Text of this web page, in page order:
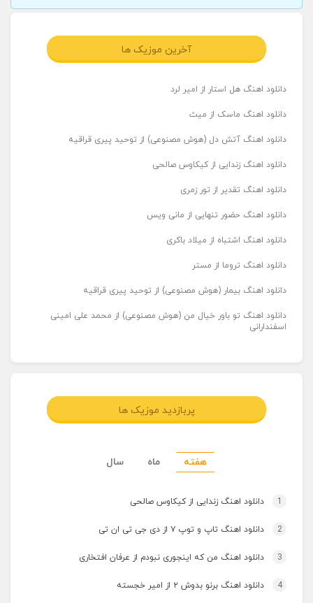
آخرین موزیک ها
دانلود اهنگ هل استار از امیر لرد
دانلود اهنگ ماسک از میث
دانلود اهنگ آتش دل (هوش مصنوعی) از توحید پیری قراقیه
دانلود اهنگ زندایی از کیکاوس صالحی
دانلود اهنگ تقدیر از تور زمری
دانلود اهنگ حضور تنهایی از مانی ویس
دانلود اهنگ اشتباه از میلاد باکری
دانلود اهنگ تروما از مستر
دانلود اهنگ بیمار (هوش مصنوعی) از توحید پیری قراقیه
دانلود اهنگ تو باور خیال من (هوش مصنوعی) از محمد علی امینی
اسفندارانی
پربازدید موزیک ها
هفته ماه سال
1 دانلود اهنگ زندایی از کیکاوس صالحی
2 دانلود اهنگ تاپ و توپ ۷ از دی جی تی ان تی
3 دانلود اهنگ من که اینجوری نبودم از عرفان افتخاری
4 دانلود اهنگ برنو بدوش ۲ از امیر خجسته